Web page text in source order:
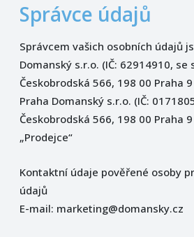
Správce údajů
Správcem vašich osobních údajů
Domanský s.r.o. (IČ: 62914910, se
Českobrodská 566, 198 00 Praha
Praha Domanský s.r.o. (IČ:
Českobrodská 566, 198 00 Praha
„Prodejce“
Kontaktní údaje pověřené osoby
údajů
E-mail: marketing@domansky.cz